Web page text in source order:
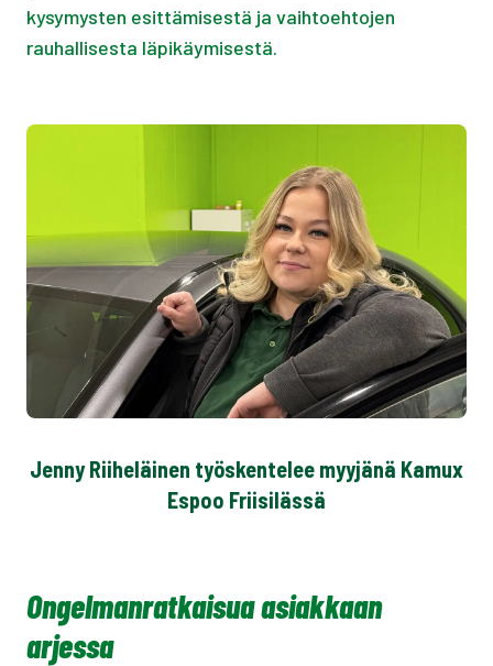
kysymysten esittämisestä ja vaihtoehtojen
rauhallisesta läpikäymisestä.
Jenny Riiheläinen työskentelee myyjänä Kamux
Espoo Friisilässä
Ongelmanratkaisua asiakkaan
arjessa